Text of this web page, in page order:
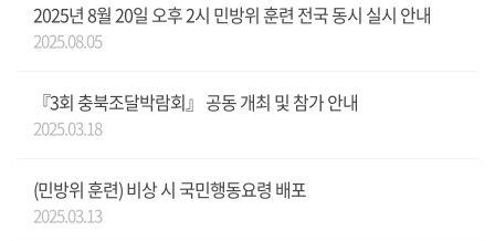
2025년 8월 20일 오후 2시 민방위 훈련 전국 동시 실시 안내
2025.08.05
『3회 충북조달박람회』 공동 개최 및 참가 안내
2025.03.18
(민방위 훈련) 비상 시 국민행동요령 배포
2025.03.13